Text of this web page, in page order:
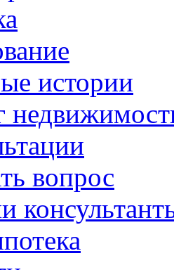
истории
вопрос